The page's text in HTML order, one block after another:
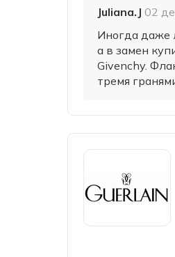
Juliana.J 02
Иногда даже
а в замен
Givenchy.
тремя